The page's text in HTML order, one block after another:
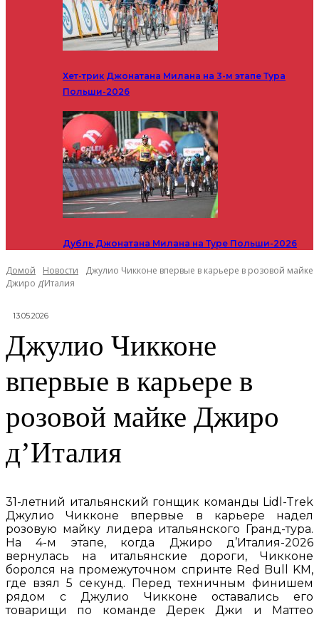
Хет-трик Джонатана Милана на 3-м этапе Тура
Польши-2026
Дубль Джонатана Милана на Туре Польши-2026
Домой Новости
Джулио Чикконе впервые в карьере в розовой майке
Джиро д’Италия
13.05.2026
Джулио Чикконе
впервые в карьере в
розовой майке Джиро
д’Италия
31-летний итальянский гонщик команды Lidl-Trek
Джулио Чикконе впервые в карьере надел
розовую майку лидера итальянского Гранд-тура.
На 4-м этапе, когда Джиро д’Италия-2026
вернулась на итальянские дороги, Чикконе
боролся на промежуточном спринте Red Bull KM,
где взял 5 секунд. Перед техничным финишем
рядом с Джулио Чикконе оставались его
товарищи по команде Дерек Джи и Маттео